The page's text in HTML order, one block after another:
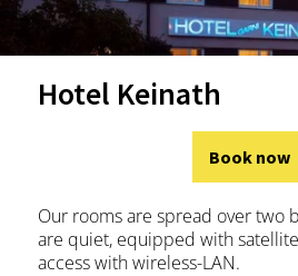
Hotel Keinath
Book now
Our rooms are spread over two
are quiet, equipped with
access with wireless-LAN.